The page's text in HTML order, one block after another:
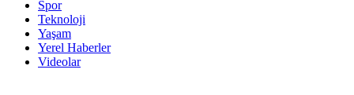
Spor
Teknoloji
Yaşam
Yerel Haberler
Videolar